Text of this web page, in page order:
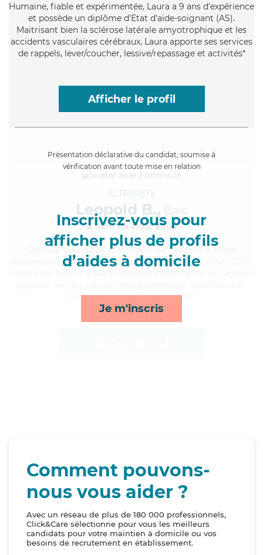
Humaine, fiable et expérimentée, Laura a 9 ans d'expérience
et possède un diplôme d'Etat d'aide-soignant (AS).
Maitrisant bien la sclérose latérale amyotrophique et les
accidents vasculaires cérébraux, Laura apporte ses services
de rappels, lever/coucher, lessive/repassage et activités*
Afficher le profil
Présentation déclarative du candidat, soumise à
vérification avant toute mise en relation
Inscrivez-vous pour
afficher plus de profils
d’aides à domicile
Je m'inscris
ALTRUISTE
Leopold B., Bais
à 5km de chez Vous
, volontaire et attentionné, Leopold a 18 ans
d'expérience et possède un diplôme d'Etat d'infirmier (DEI).
rappels et surveillance de nuit*
Comment pouvons-
nous vous aider ?
Avec un réseau de plus de 180 000 professionnels,
Click&Care sélectionne pour vous les meilleurs
candidats pour votre maintien à domicile ou vos
besoins de recrutement en établissement.